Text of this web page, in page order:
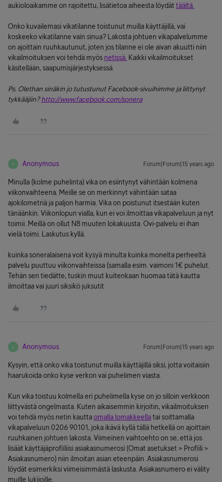
aukioloaikamme on rajoitettu, lisätietoa aiheesta löydät täältä.
Onko kuvailemasi vikatilanne toistunut muilla käyttäjillä, vai
koskeeko vikatilanne vain sinua? Lakosta johtuen vikapalvelumme
on ajoittain ruuhkautunut, joten jos tilanne ei ole aivan akuutti niin
vikailmoituksen voi tehdä myös netissä. Kaikki vikailmoitukset
käsitellään, saapumisjärjestyksessä.
Ps. Olethan sinäkin jo tutustunut Facebook-sivuihimme ja liittynyt
tykkääjiin?http://www.facebook.com/sonera
A Anonymous Forum|Forum|15 years ago
Minulla (kolme puhelinta) vika on esiintynyt vähintään kolmena
viikonvaihteena. Meille se on merkinnyt vähintään sataa
ajokilometriä ja paljon harmia. Vika on poistunut itsestään kuten
tänäänkin. Viikonlopun vialla, kun ei voi ilmoittaa vikapalveluun ja nyt
toimii. Meillä on ollut N8 muuten lokakuusta. Ovi-palvelu ei ihan
vielä toimi. Laskutus kyllä.
kuinka soneralaisena voit kysyä minulta kuinka monelta perheeltä
palvelu puuttuu viikonvaihteissa (samalla esim. vaimoni 1€ puhelut.
Tehän sen tiedätte, tuskin muut kuitenkaan huomaa tätä kautta
ilmoittaa vai juuri siksikö juksutit
A Anonymous Forum|Forum|15 years ago
Kysyin, että onko vika toistunut muilla käyttäjillä siksi, jotta voitaisiin
haarukoida onko kyse verkon vai puhelimen viasta.
Kun vika toistuu kolmella eri puhelimella kyse on jo silloin verkkoon
liittyvästä ongelmasta. Kuten aikaisemmin kirjoitin, vikailmoituksen
voi tehdä myös netin kauttaomalla lomakkeellatai soittamalla
vikapalveluun 0206 90101, joka ikävä kyllä tällä hetkellä on ajoittain
ruuhkainen johtuen lakosta. Viimeinen vaihtoehto on se, että jos
lisäät käyttäjäprofiiliisi asiakasnumerosi (Omat asetukset > Profiili >
Asiakasnumero) niin ilmoitan asian eteenpäin. Asiakasnumerosi
löydät esimerkiksi viimeisimmästä laskusta. Asiakasnumero ei välity
muille lukijoille.